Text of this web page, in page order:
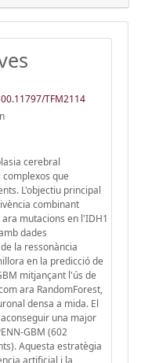
TFM2114
cerebral
que
L'objectiu principal
combinant
mutacions en l'IDH1
dades
la ressonància
en la predicció de
mitjançant l'ús de
ara RandomForest,
densa a mida. El
una major
GBM (602
Aquesta estratègia
artificial i la